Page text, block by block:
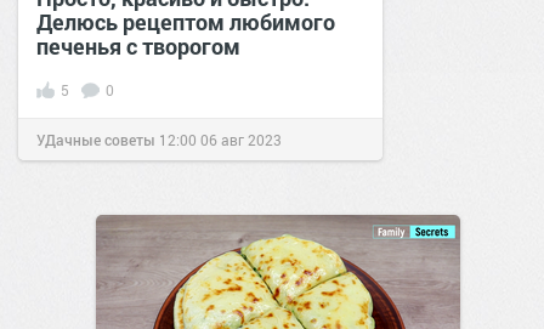
Делюсь рецептом любимого
печенья с творогом
5 0
УДачные советы 12:00 06 авг 2023